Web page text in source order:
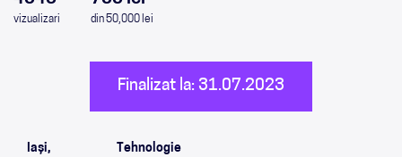
vizualizari din 50,000 lei
Finalizat la: 31.07.2023
Iași, Tehnologie